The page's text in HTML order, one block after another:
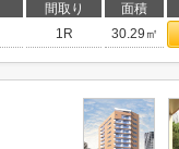
間取り 面積
1R 30.29㎡